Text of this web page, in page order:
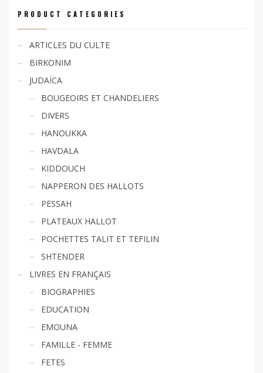
PRODUCT CATEGORIES
ARTICLES DU CULTE
BIRKONIM
JUDAÏCA
BOUGEOIRS ET CHANDELIERS
DIVERS
HANOUKKA
HAVDALA
KIDDOUCH
NAPPERON DES HALLOTS
PESSAH
PLATEAUX HALLOT
POCHETTES TALIT ET TEFILIN
SHTENDER
LIVRES EN FRANÇAIS
BIOGRAPHIES
EDUCATION
EMOUNA
FAMILLE - FEMME
FETES